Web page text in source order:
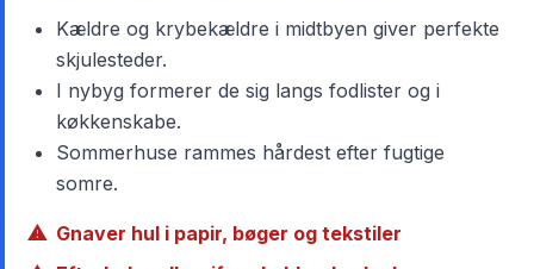
Kældre og krybekældre i midtbyen giver perfekte
skjulesteder.
I nybyg formerer de sig langs fodlister og i
køkkenskabe.
Sommerhuse rammes hårdest efter fugtige
somre.
Gnaver hul i papir, bøger og tekstiler